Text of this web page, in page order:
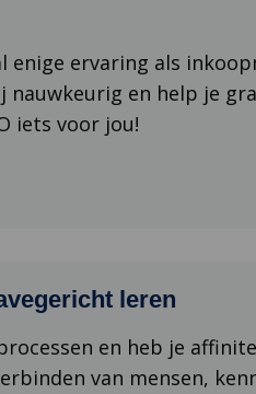
ervaring als
en help je
iets voor jou!
leren
en heb je
van mensen,